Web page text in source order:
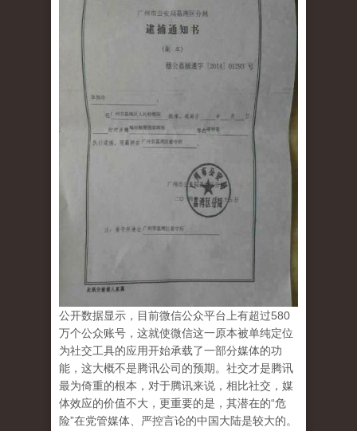
公开数据显示，目前微信公众平台上有超过580
万个公众账号，这就使微信这一原本被单纯定位
为社交工具的应用开始承载了一部分媒体的功
能，这大概不是腾讯公司的预期。社交才是腾讯
最为倚重的根本，对于腾讯来说，相比社交，媒
体效应的价值不大，更重要的是，其潜在的“危
险”在党管媒体、严控言论的中国大陆是较大的。